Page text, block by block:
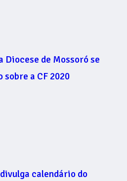
Diocese de Mossoró se
a CF 2020
calendário do